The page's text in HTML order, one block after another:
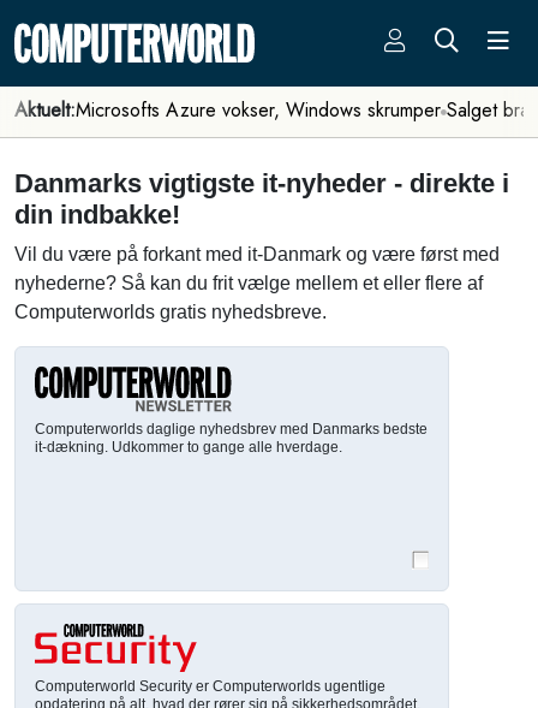
Aktuelt:Microsofts Azure vokser, Windows skrumper Salget
Danmarks vigtigste it-nyheder - direkte i
din indbakke!
Vil du være på forkant med it-Danmark og være først med
nyhederne? Så kan du frit vælge mellem et eller flere af
Computerworlds gratis nyhedsbreve.
Computerworlds daglige nyhedsbrev med Danmarks bedste
it-dækning. Udkommer to gange alle hverdage.
Computerworld Security er Computerworlds ugentlige
opdatering på alt, hvad der rører sig på sikkerhedsområdet.